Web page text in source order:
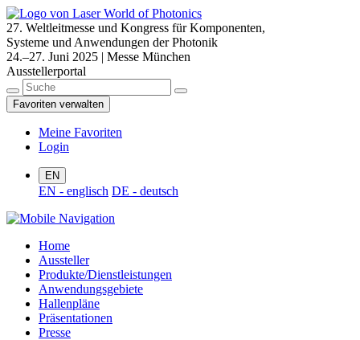
27. Weltleitmesse und Kongress für Komponenten,
Systeme und Anwendungen der Photonik
24.–27. Juni 2025 | Messe München
Ausstellerportal
Favoriten verwalten
Meine Favoriten
Login
EN
EN - englisch DE - deutsch
Home
Aussteller
Produkte/Dienstleistungen
Anwendungsgebiete
Hallenpläne
Präsentationen
Presse